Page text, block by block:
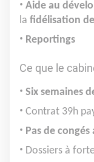
Aide au
la fidélisation
Reportings
Ce que le
Six semaines
Contrat 39h
Pas de
Dossiers à